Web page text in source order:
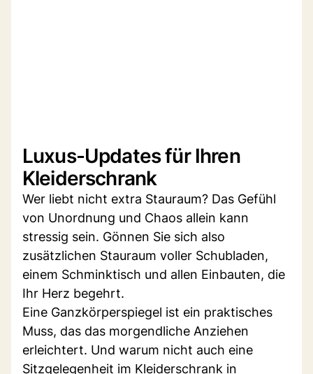
Luxus-Updates für Ihren
Kleiderschrank
Wer liebt nicht extra Stauraum? Das Gefühl
von Unordnung und Chaos allein kann
stressig sein. Gönnen Sie sich also
zusätzlichen Stauraum voller Schubladen,
einem Schminktisch und allen Einbauten, die
Ihr Herz begehrt.
Eine Ganzkörperspiegel ist ein praktisches
Muss, das das morgendliche Anziehen
erleichtert. Und warum nicht auch eine
Sitzgelegenheit im Kleiderschrank in